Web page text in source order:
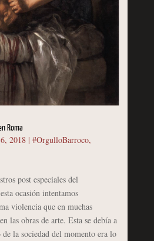
Roma
2018| #OrgulloBarroco,
post especiales del
ocasión intentamos
violencia que en muchas
las obras de arte. Esta se debía a
la sociedad del momento era lo